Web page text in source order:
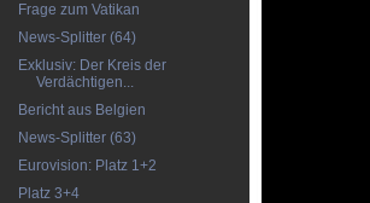
Frage zum Vatikan
News-Splitter (64)
Exklusiv: Der Kreis der
Verdächtigen...
Bericht aus Belgien
News-Splitter (63)
Eurovision: Platz 1+2
Platz 3+4